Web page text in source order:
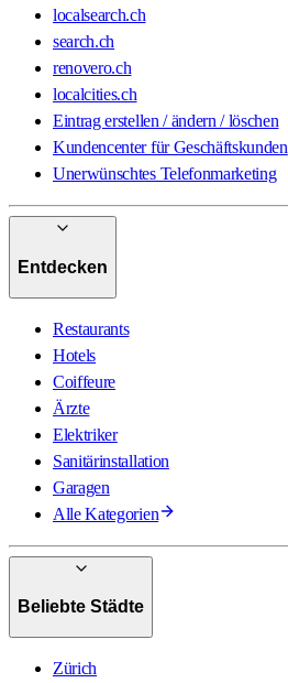
localsearch.ch
search.ch
renovero.ch
localcities.ch
Eintrag erstellen / ändern / löschen
Kundencenter für Geschäftskunden
Unerwünschtes Telefonmarketing
Entdecken
Restaurants
Hotels
Coiffeure
Ärzte
Elektriker
Sanitärinstallation
Garagen
Alle Kategorien
Beliebte Städte
Zürich